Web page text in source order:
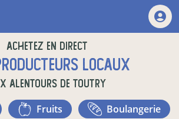
Achetez en direct
locaux
alentours de Toutry
fruits
boulangerie